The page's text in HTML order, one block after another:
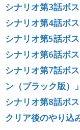
シナリオ第3話ボ
シナリオ第4話ボ
シナリオ第5話ボ
シナリオ第6話ボ
シナリオ第7話ボ
ン（ブラック版）」
シナリオ第8話ボス
クリア後のやり込